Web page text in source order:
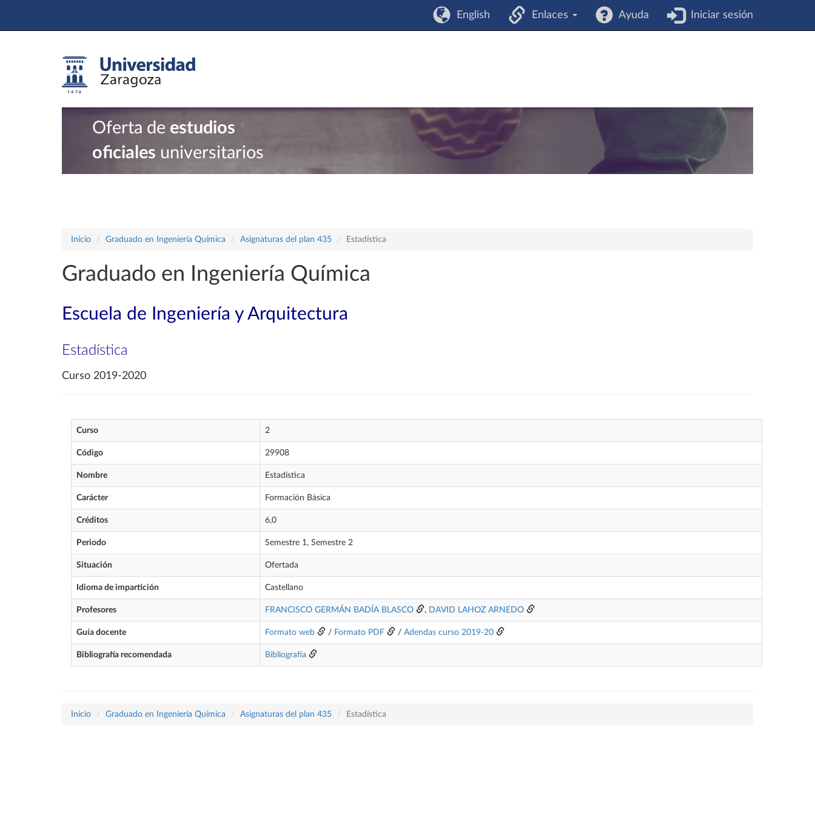
English Enlaces Ayuda Iniciar sesión
Oferta de estudios
oficiales universitarios
Inicio Graduado en Ingeniería Química Asignaturas del plan 435 Estadística
Graduado en Ingeniería Química
Escuela de Ingeniería y Arquitectura
Estadística
Curso 2019-2020
Curso 2
Código 29908
Nombre Estadística
Carácter Formación Básica
Créditos 6,0
Periodo Semestre 1, Semestre 2
Situación Ofertada
Idioma de impartición Castellano
Profesores FRANCISCO GERMÁN BADÍA BLASCO , DAVID LAHOZ ARNEDO
Guía docente Formato web / Formato PDF / Adendas curso 2019-20
Bibliografía recomendada Bibliografía
Inicio Graduado en Ingeniería Química Asignaturas del plan 435 Estadística